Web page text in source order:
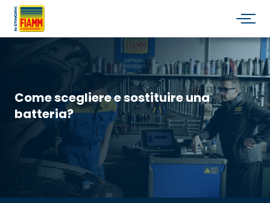
Come scegliere e sostituire una
batteria?